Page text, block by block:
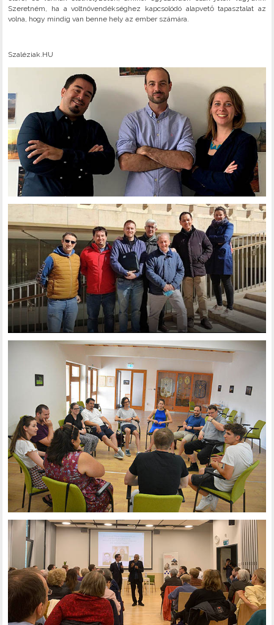
Szeretném, ha a voltnövendékséghez kapcsolódó alapvető tapasztalat az
volna, hogy mindig van benne hely az ember számára.
Szaléziak.HU